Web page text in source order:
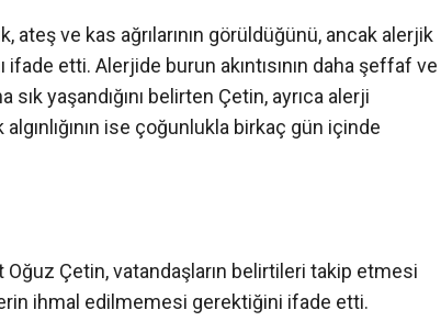
ateş ve kas ağrılarının görüldüğünü, ancak alerjik
etti. Alerjide burun akıntısının daha şeffaf ve
yaşandığını belirten Çetin, ayrıca alerji
ise çoğunlukla birkaç gün içinde
Çetin, vatandaşların belirtileri takip etmesi
ihmal edilmemesi gerektiğini ifade etti.